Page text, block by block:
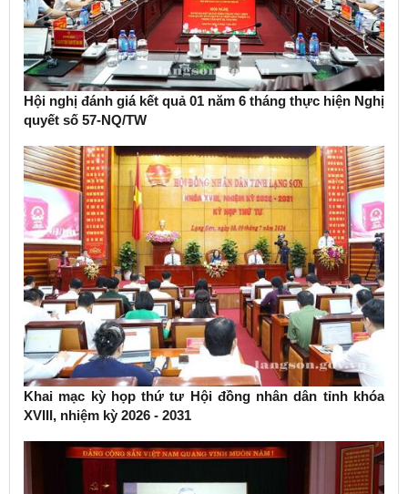
Hội nghị đánh giá kết quả 01 năm 6 tháng thực hiện Nghị
quyết số 57-NQ/TW
Khai mạc kỳ họp thứ tư Hội đồng nhân dân tỉnh khóa
XVIII, nhiệm kỳ 2026 - 2031